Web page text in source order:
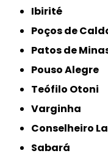
Ibirité
Poços de
Patos de
Pouso Alegre
Teófilo Otoni
Varginha
Conselheiro
Sabará